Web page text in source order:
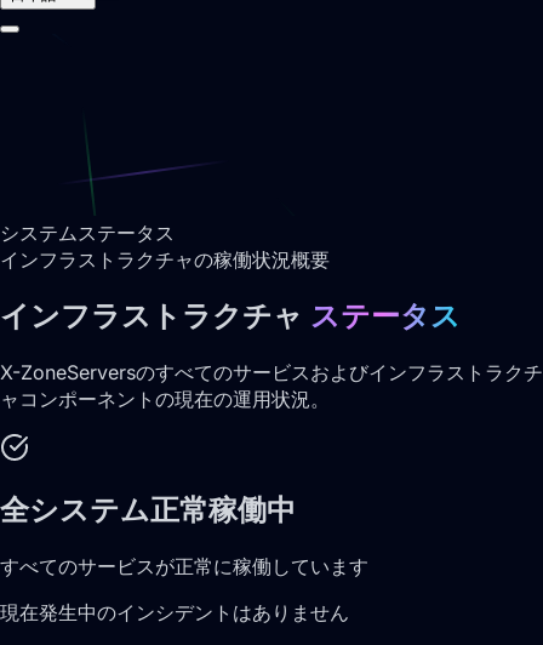
システムステータス
インフラストラクチャの稼働状況概要
インフラストラクチャ ステータス
X-ZoneServersのすべてのサービスおよびインフラストラクチ
ャコンポーネントの現在の運用状況。
全システム正常稼働中
すべてのサービスが正常に稼働しています
現在発生中のインシデントはありません